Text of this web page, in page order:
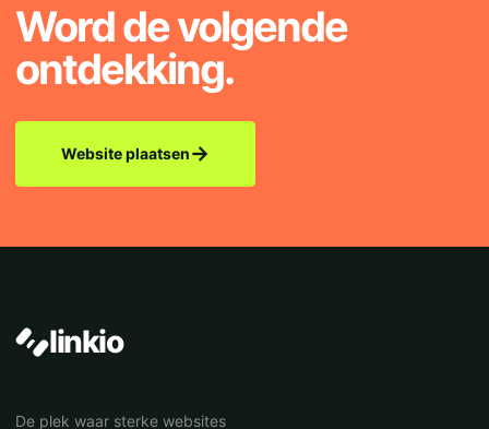
Word de volgende
ontdekking.
Website plaatsen→
linkio
De plek waar sterke websites